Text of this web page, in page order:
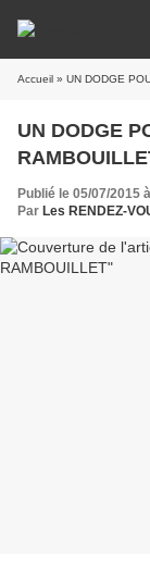
Accueil » UN DODGE
UN DODGE
Publié le 05/07/2015
Par Les RENDEZ-